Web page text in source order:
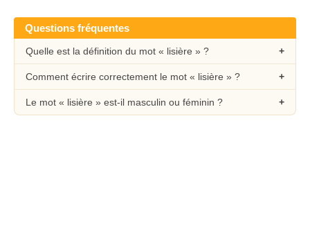
Questions fréquentes
Quelle est la définition du mot « lisière » ?
Comment écrire correctement le mot « lisière » ?
Le mot « lisière » est-il masculin ou féminin ?